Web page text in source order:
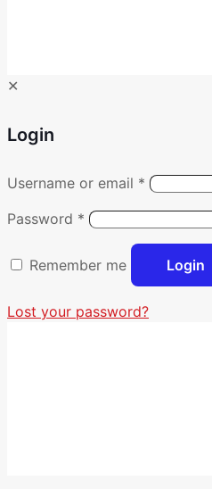
✕
Login
Username or email *
Password *
Remember me Login
Lost your password?